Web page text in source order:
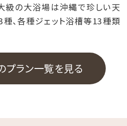
級の大浴場は沖縄で珍しい天
､各種ジェット浴槽等13種類
プラン一覧を見る